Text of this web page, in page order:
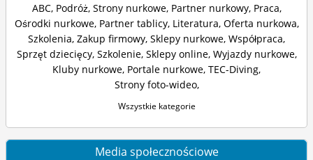
ABC, Podróż, Strony nurkowe, Partner nurkowy, Praca,
Ośrodki nurkowe, Partner tablicy, Literatura, Oferta nurkowa,
Szkolenia, Zakup firmowy, Sklepy nurkowe, Współpraca,
Sprzęt dziecięcy, Szkolenie, Sklepy online, Wyjazdy nurkowe,
Kluby nurkowe, Portale nurkowe, TEC-Diving,
Strony foto-wideo,
Wszystkie kategorie
Media społecznościowe